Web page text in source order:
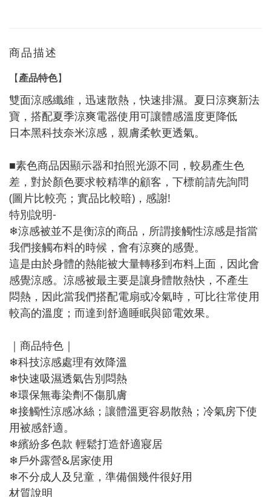
商品描述
【 產品特色】
雙面涼感纖維，迅速散熱，快速排濕。夏日涼爽新法
寶，搭配夏季涼爽電器使用可讓體感溫度更降低
日本黑科技奈米涼感，親膚柔軟更透氣。
■素色商品因顯示器和拍照光源不同，較易產生色
差，對於顏色要求較精準的顧客，下標前請先詢問
(圖片比較亮；實品比較暗)，感謝!
特別說明-
❄涼感被並不是衡涼的商品，所謂接觸性涼感是指當
我們接觸布料的時候，會有涼爽的感覺。
這是由於身體的熱能被大量轉移到布料上面，因此會
感覺涼感。涼感被最主要是讓身體散熱快，不產生
悶熱，因此當我們搭配電扇或冷氣時，可比往常使用
較高的溫度；而達到舒適睡眠與節電效果。
｜商品特色｜
❄科技涼感處理有效降溫
❄快速吸濕透氣告別悶熱
❄環保無毒染劑不傷肌膚
❄接觸性涼感冰絲；讓體溫更容易散熱；冷氣房下使
用被感舒適。
❄繽紛多色款 輕鬆打造舒適寢居
❄戶外露營&居家使用
❄不分成人及兒童，準備個幾件很好用
材質說明